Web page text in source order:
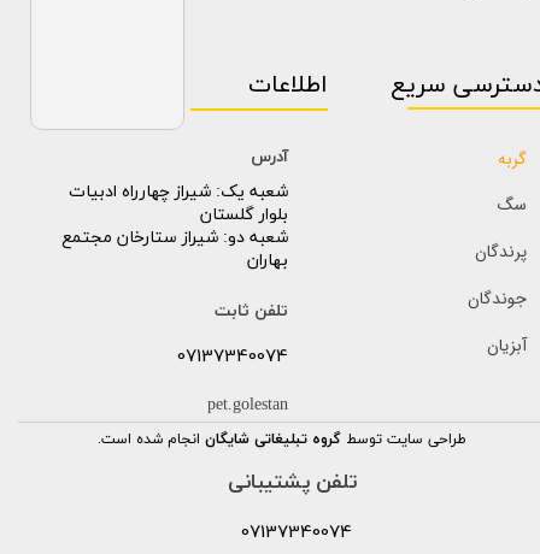
سریع
گربه
سگ
پرندگان
جوندگان
آبزیان
​​شعبه یک: شیراز چهارراه ادبیات
بلوار گلستان
شعبه دو: شیراز ستارخان مجتمع
بهاران
اطلاعات
آدرس
تلفن ثابت
07137340074
pet.golestan
طراحی سایت توسط گروه تبلیغاتی شایگان انجام شده است.
تلفن پشتیبانی
07137340074